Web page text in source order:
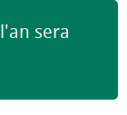
sera